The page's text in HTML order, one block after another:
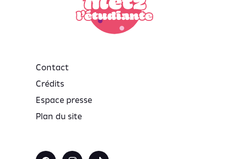
Contact
Crédits
Espace presse
Plan du site